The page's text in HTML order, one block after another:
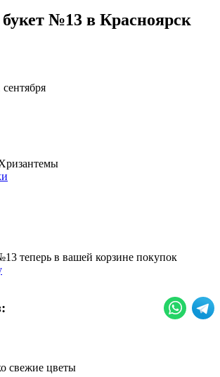
№13 в Красноярск
теперь в вашей корзине покупок
свежие цветы